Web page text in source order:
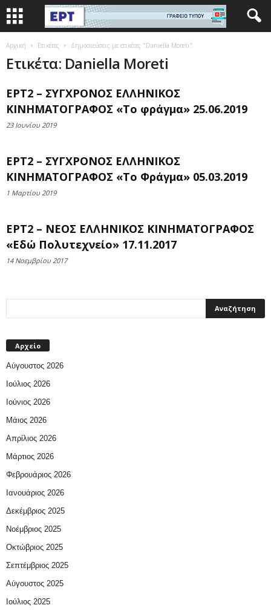
Αρχική Ετικέτες Δημοσιεύσεις με ετικέτες "Daniella Moreti"
Ετικέτα: Daniella Moreti
ΕΡΤ2 – ΣΥΓΧΡΟΝΟΣ ΕΛΛΗΝΙΚΟΣ
ΚΙΝΗΜΑΤΟΓΡΑΦΟΣ «Το φράγμα» 25.06.2019
23 Ιουνίου 2019
ΕΡΤ2 – ΣΥΓΧΡΟΝΟΣ ΕΛΛΗΝΙΚΟΣ
ΚΙΝΗΜΑΤΟΓΡΑΦΟΣ «Το Φράγμα» 05.03.2019
1 Μαρτίου 2019
ΕΡΤ2 – ΝΕΟΣ ΕΛΛΗΝΙΚΟΣ ΚΙΝΗΜΑΤΟΓΡΑΦΟΣ
«Εδώ Πολυτεχνείο» 17.11.2017
14 Νοεμβρίου 2017
Αρχείο
Αύγουστος 2026
Ιούλιος 2026
Ιούνιος 2026
Μάιος 2026
Απρίλιος 2026
Μάρτιος 2026
Φεβρουάριος 2026
Ιανουάριος 2026
Δεκέμβριος 2025
Νοέμβριος 2025
Οκτώβριος 2025
Σεπτέμβριος 2025
Αύγουστος 2025
Ιούλιος 2025